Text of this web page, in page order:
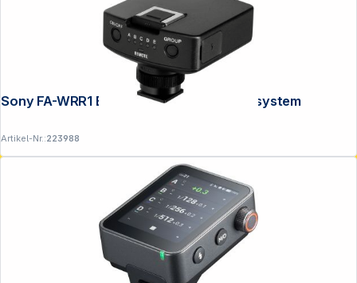
Sony FA-WRR1 Empfänger Drahtlos Blitzsystem
Artikel-Nr.:223988